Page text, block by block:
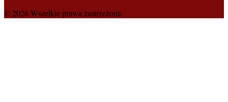
© 2026 Wszelkie prawa zastrzeżone.